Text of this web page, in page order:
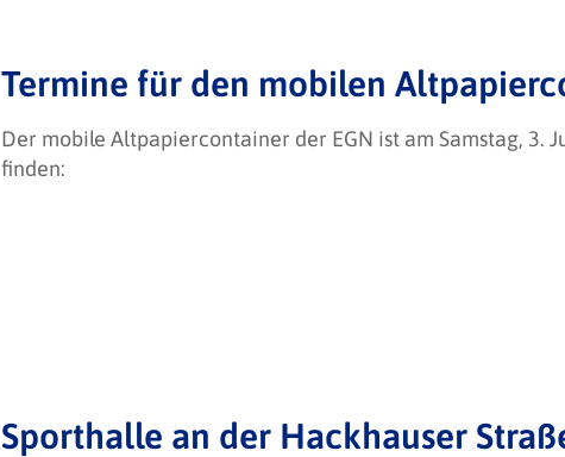
Termine für den mobilen
Der mobile Altpapiercontainer der EGN ist am Samstag, 3.
finden:
Sporthalle an der Hackhauser